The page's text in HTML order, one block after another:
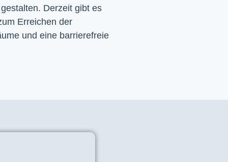
Derzeit gibt es
Erreichen der
und eine barrierefreie